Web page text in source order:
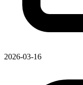
2026-03-16